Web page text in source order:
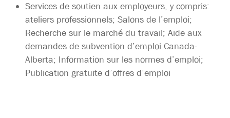
Services de soutien aux employeurs, y compris:
ateliers professionnels; Salons de l’emploi;
Recherche sur le marché du travail; Aide aux
demandes de subvention d’emploi Canada-
Alberta; Information sur les normes d’emploi;
Publication gratuite d’offres d’emploi